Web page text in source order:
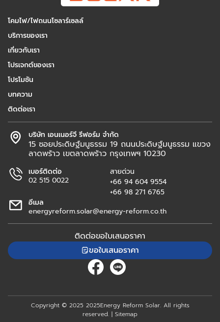
บริษัท เอนเนอร์จี รีฟอร์ม จำกัด
15 ซอยประดิษฐ์มนูธรรม 19 ถนนประดิษฐ์มนูธรรม แขวง
ลาดพร้าว เขตลาดพร้าว กรุงเทพฯ 10230
เบอร์ติดต่อ
02 515 0022
สายด่วน
+66 94 604 9554
+66 98 271 6765
อีเมล
energyreform.solar@energy-reform.co.th
โคมไฟ/ไฟถนนโซลาร์เซลล์
บริการของเรา
เกี่ยวกับเรา
โปรเจกต์ของเรา
โปรโมชัน
บทความ
ติดต่อเรา
ติดต่อขอใบเสนอราคา
ขอใบเสนอราคา
Copyright © 2025 2025Energy Reform Solar. All rights
reserved. | Sitemap